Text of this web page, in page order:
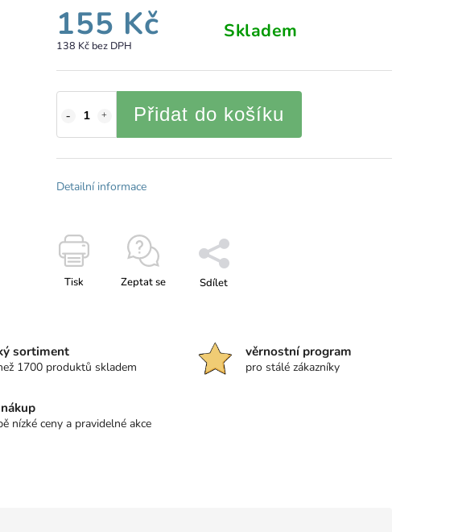
155 Kč
138 Kč bez DPH
Skladem
Přidat do košíku
Detailní informace
Tisk Zeptat se Sdílet
sortiment
1700 produktů skladem
věrnostní program
pro stálé zákazníky
nízké ceny a pravidelné akce